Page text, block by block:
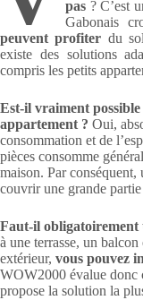
pas? C’est
Gabonais
peuvent profiter du
existe des solutions
compris les petits
Est-il vraiment
appartement ? Oui,
consommation et de
pièces consomme
maison. Par conséquent,
couvrir une grande
Faut-il obligatoirement
à une terrasse, un
extérieur, vous pouvez
WOW2000 évalue donc
propose la solution la